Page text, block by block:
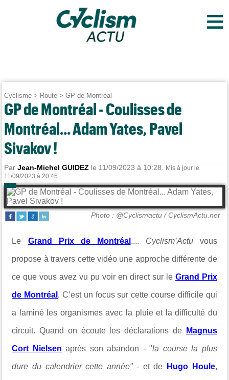
≡
Cyclisme > Route >GP de Montréal
GP de Montréal - Coulisses de
Montréal... Adam Yates, Pavel
Sivakov !
ParJean-Michel GUIDEZ le 11/09/2023 à 10:28.
Mis à jour le
11/09/2023 à 20:45.
Photo : @Cyclismactu / CyclismActu.net
Le Grand Prix de Montréal .... Cyclism’Actuvous
propose à travers cette vidéo une approche différente de
ce que vous avez vu pu voir en direct sur le Grand Prix
de Montréal .C’est un focus sur cette course difficile qui
a laminé les organismes avec la pluie et la difficulté du
circuit.Quand on écoute les déclarations de Magnus
Cort Nielsen après son abandon - "la course la plus
dure du calendrier cette année" - et de Hugo Houle,